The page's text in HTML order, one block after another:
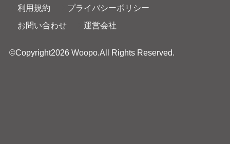
利用規約
プライバシーポリシー
お問い合わせ
運営会社
©Copyright2026 Woopo.All Rights Reserved.